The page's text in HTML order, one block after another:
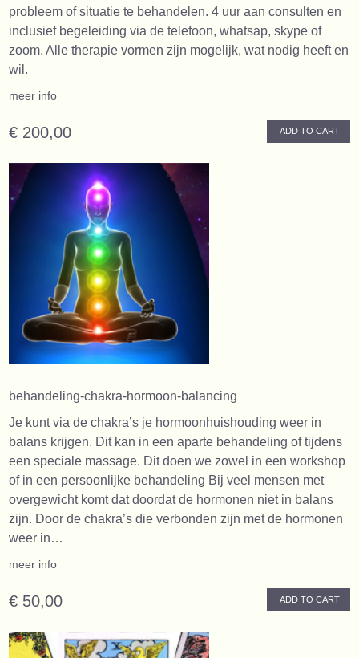
probleem of situatie te behandelen. 4 uur aan consulten en
inclusief begeleiding via de telefoon, whatsap, skype of
zoom. Alle therapie vormen zijn mogelijk, wat nodig heeft en
wil.
meer info
€ 200,00 ADD TO CART
behandeling-chakra-hormoon-balancing
Je kunt via de chakra’s je hormoonhuishouding weer in
balans krijgen. Dit kan in een aparte behandeling of tijdens
een speciale massage. Dit doen we zowel in een workshop
of in een persoonlijke behandeling Bij veel mensen met
overgewicht komt dat doordat de hormonen niet in balans
zijn. Door de chakra’s die verbonden zijn met de hormonen
weer in…
meer info
€ 50,00 ADD TO CART